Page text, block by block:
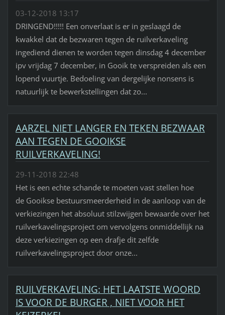
03-12-2018 13:17
DRINGEND!!!!! Een onverlaat is er in geslaagd de
kwakkel dat de bezwaren tegen de ruilverkaveling
ingediend dienen te worden tegen dinsdag 4 december
ipv vrijdag 7 december, in Gooik te verspreiden als een
lopend vuurtje. Bedoeling van dergelijke nonsens is
natuurlijk te bewerkstellingen dat zo...
AARZEL NIET LANGER EN TEKEN BEZWAAR
AAN TEGEN DE GOOIKSE
RUILVERKAVELING!
29-11-2018 22:48
Het is een echte schande te moeten vast stellen hoe
de Gooikse bestuursmeerderheid in de aanloop van de
verkiezingen het absoluut stilzwijgen bewaarde over het
ruilverkavelingsproject om vervolgens onmiddellijk na
deze verkiezingen op een drafje dit zelfde
ruilverkavelingsproject door onze...
RUILVERKAVELING: HET LAATSTE WOORD
IS VOOR DE BURGER , NIET VOOR HET